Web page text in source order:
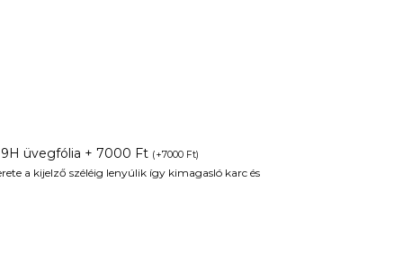
üvegfólia + 7000 Ft (+7000 Ft)
a kijelző széléig lenyúlik így kimagasló karc és